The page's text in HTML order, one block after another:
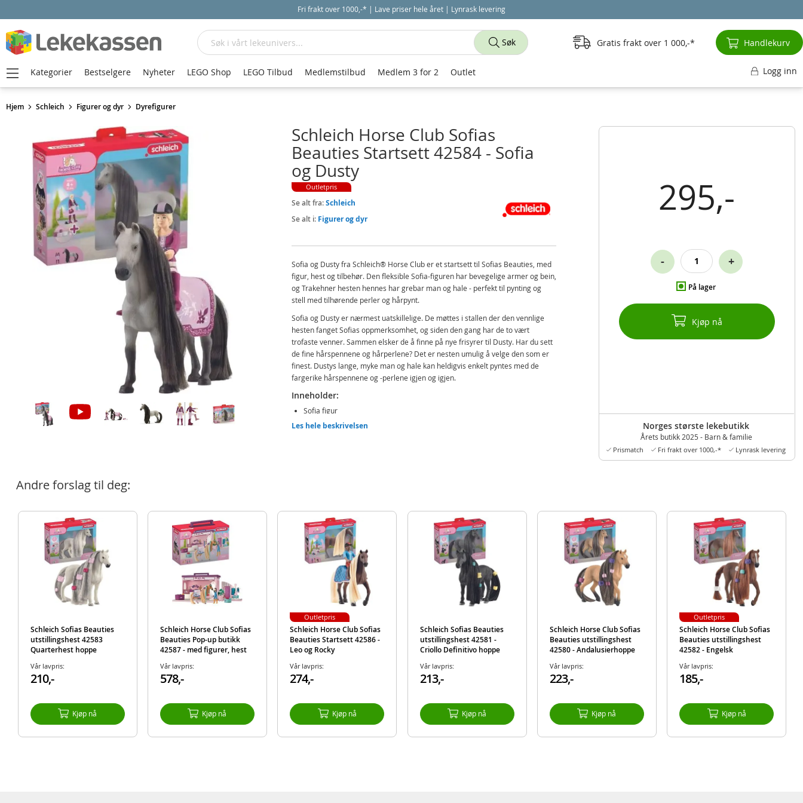
Fri frakt over 1000,-* | Lave priser hele året | Lynrask levering
Hjem Schleich Figurer og dyr Dyrefigurer
295,-
På lager
- +
Kjøp nå
Norges største lekebutikk
Årets butikk 2025 - Barn & familie
Prismatch Fri frakt over 1000,-* Lynrask levering
Schleich Horse Club Sofias
Beauties Startsett 42584 - Sofia
og Dusty
Outletpris
Se alt fra:Schleich
Se alt i: Figurer og dyr
Sofia og Dusty fra Schleich® Horse Club er et startsett til Sofias Beauties, med
figur, hest og tilbehør. Den fleksible Sofia-figuren har bevegelige armer og bein,
og Trakehner hesten hennes har grebar man og hale - perfekt til pynting og
stell med tilhørende perler og hårpynt.
Sofia og Dusty er nærmest uatskillelige. De møttes i stallen der den vennlige
hesten fanget Sofias oppmerksomhet, og siden den gang har de to vært
trofaste venner. Sammen elsker de å finne på nye frisyrer til Dusty. Har du sett
de fine hårspennene og hårperlene? Det er nesten umulig å velge den som er
finest.Dustys lange, myke man og hale kan heldigvis enkelt pyntes med de
fargerike hårspennene og -perlene igjen og igjen.
Inneholder:
Sofia figur
Dusty hest
Alder: fra 4 år
Produktdetaljer
Modell
EAN 4059433574394
Les hele beskrivelsen
Andre forslag til deg:
Schleich Sofias Beauties
utstillingshest 42583
Quarterhest hoppe
Vår lavpris:
210,-
Kjøp nå
Schleich Horse Club Sofias
Beauties Pop-up butikk
42587 - med figurer, hest
Vår lavpris:
578,-
Kjøp nå
Schleich Horse Club Sofias
Beauties Startsett 42586 -
Leo og Rocky
Vår lavpris:
274,-
Kjøp nå
Outletpris
Schleich Sofias Beauties
utstillingshest 42581 -
Criollo Definitivo hoppe
Vår lavpris:
213,-
Kjøp nå
Schleich Horse Club Sofias
Beauties utstillingshest
42580 - Andalusierhoppe
Vår lavpris:
223,-
Kjøp nå
Schleich Horse Club Sofias
Beauties utstillingshest
42582 - Engelsk
Vår lavpris:
185,-
Kjøp nå
Outletpris
Søk
Søk Gratis frakt over 1 000,- Handlekurv
Kategorier Bestselgere Nyheter LEGO Shop LEGO Tilbud Medlemstilbud Medlem 3 for 2 Outlet Logg inn